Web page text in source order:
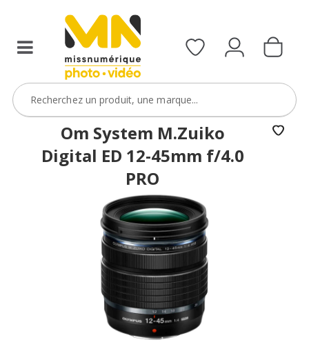
le
ObjectifFiltre5
VOIR L'OFFRE
Om System M.Zuiko
Digital ED 12-45mm f/4.0
PRO